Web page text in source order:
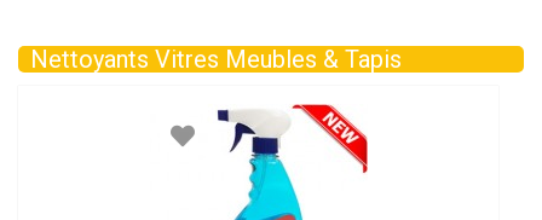
Nettoyants Vitres Meubles & Tapis